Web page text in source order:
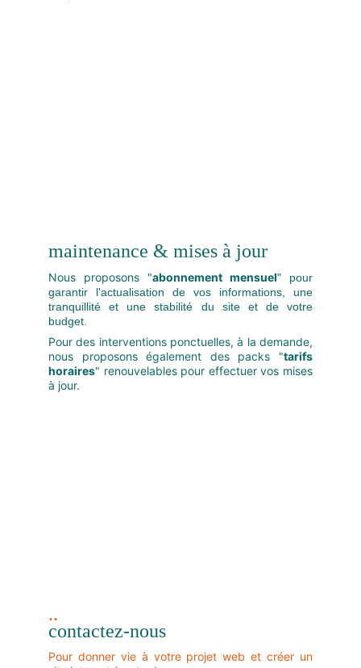
maintenance & mises à jour
Nous proposons "abonnement mensuel" pour
garantir l'actualisation de vos informations, une
tranquillité et une stabilité du site et de votre
budget.
Pour des interventions ponctuelles, à la demande,
nous proposons également des packs "tarifs
horaires" renouvelables pour effectuer vos mises
à jour.
contactez-nous
Pour donner vie à votre projet web et créer un
..